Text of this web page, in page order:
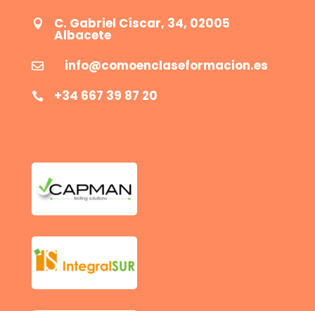
 C. Gabriel Císcar, 34, 02005
Albacete
 info@comoenclaseformacion.es
 +34 667 39 87 20